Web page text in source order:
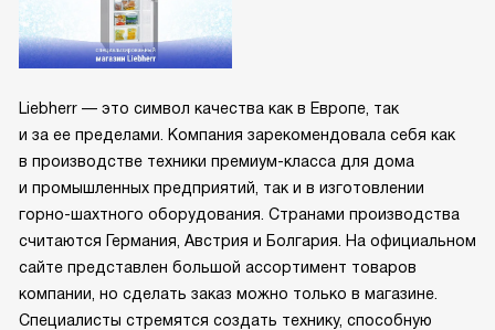
Liebherr — это символ качества как в Европе, так
и за ее пределами. Компания зарекомендовала себя как
в производстве техники премиум-класса для дома
и промышленных предприятий, так и в изготовлении
горно-шахтного оборудования. Странами производства
считаются Германия, Австрия и Болгария. На официальном
сайте представлен большой ассортимент товаров
компании, но сделать заказ можно только в магазине.
Специалисты стремятся создать технику, способную